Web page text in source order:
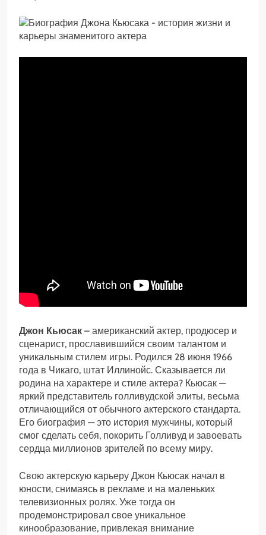
Джон Кьюсак – американский актер, продюсер и
сценарист, прославившийся своим талантом и
уникальным стилем игры. Родился 28 июня 1966
года в Чикаго, штат Иллинойс. Сказывается ли
родина на характере и стиле актера? Кьюсак —
яркий представитель голливудской элиты, весьма
отличающийся от обычного актерского стандарта.
Его биография — это история мужчины, который
смог сделать себя, покорить Голливуд и завоевать
сердца миллионов зрителей по всему миру.
Свою актерскую карьеру Джон Кьюсак начал в
юности, снимаясь в рекламе и на маленьких
телевизионных ролях. Уже тогда он
продемонстрировал свое уникальное
кинообразование, привлекая внимание